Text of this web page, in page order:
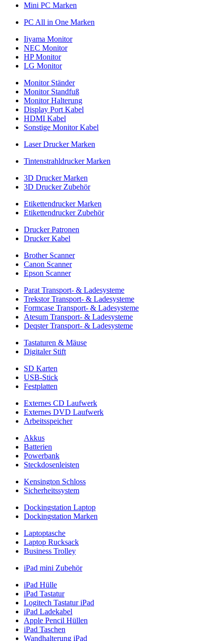
Mini PC Marken
PC All in One Marken
Iiyama Monitor
NEC Monitor
HP Monitor
LG Monitor
Monitor Ständer
Monitor Standfuß
Monitor Halterung
Display Port Kabel
HDMI Kabel
Sonstige Monitor Kabel
Laser Drucker Marken
Tintenstrahldrucker Marken
3D Drucker Marken
3D Drucker Zubehör
Etikettendrucker Marken
Etikettendrucker Zubehör
Drucker Patronen
Drucker Kabel
Brother Scanner
Canon Scanner
Epson Scanner
Parat Transport- & Ladesysteme
Trekstor Transport- & Ladesysteme
Formcase Transport- & Ladesysteme
Atesum Transport- & Ladesysteme
Deqster Transport- & Ladesysteme
Tastaturen & Mäuse
Digitaler Stift
SD Karten
USB-Stick
Festplatten
Externes CD Laufwerk
Externes DVD Laufwerk
Arbeitsspeicher
Akkus
Batterien
Powerbank
Steckdosenleisten
Kensington Schloss
Sicherheitssystem
Dockingstation Laptop
Dockingstation Marken
Laptoptasche
Laptop Rucksack
Business Trolley
iPad mini Zubehör
iPad Hülle
iPad Tastatur
Logitech Tastatur iPad
iPad Ladekabel
Apple Pencil Hüllen
iPad Taschen
Wandhalterung iPad